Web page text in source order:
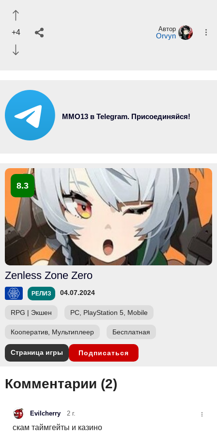
+4 Автор
Orvyn
MMO13 в Telegram. Присоединяйся!
8.3
Zenless Zone Zero
РЕЛИЗ 04.07.2024
RPG | Экшен PC, PlayStation 5, Mobile
Кооператив, Мультиплеер Бесплатная
Страница игры Подписаться
Комментарии (2)
Evilcherry 2 г.
скам таймгейты и казино